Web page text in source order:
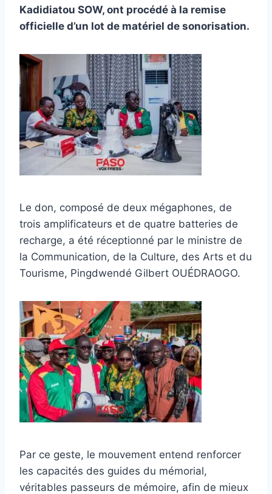
Kadidiatou SOW, ont procédé à la remise
officielle d’un lot de matériel de sonorisation.
Le don, composé de deux mégaphones, de
trois amplificateurs et de quatre batteries de
recharge, a été réceptionné par le ministre de
la Communication, de la Culture, des Arts et du
Tourisme, Pingdwendé Gilbert OUÉDRAOGO.
Par ce geste, le mouvement entend renforcer
les capacités des guides du mémorial,
véritables passeurs de mémoire, afin de mieux